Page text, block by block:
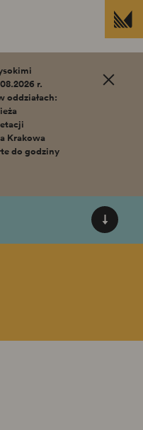
r.
oddziałach:
Krakowa
do godziny